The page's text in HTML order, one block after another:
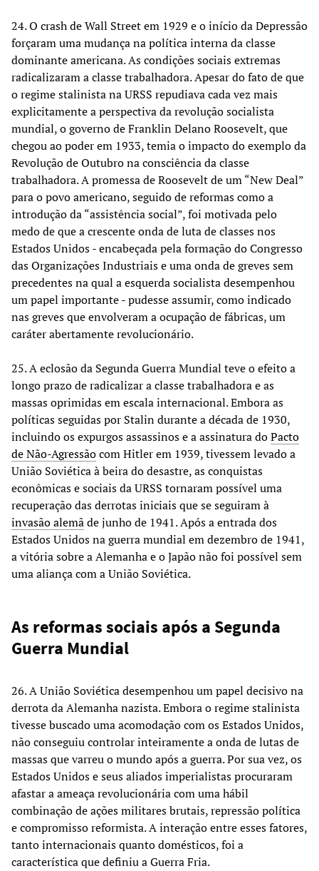
24. O crash de Wall Street em 1929 e o início da Depressão
forçaram uma mudança na política interna da classe
dominante americana. As condições sociais extremas
radicalizaram a classe trabalhadora. Apesar do fato de que
o regime stalinista na URSS repudiava cada vez mais
explicitamente a perspectiva da revolução socialista
mundial, o governo de Franklin Delano Roosevelt, que
chegou ao poder em 1933, temia o impacto do exemplo da
Revolução de Outubro na consciência da classe
trabalhadora. A promessa de Roosevelt de um “New Deal”
para o povo americano, seguido de reformas como a
introdução da “assistência social”, foi motivada pelo
medo de que a crescente onda de luta de classes nos
Estados Unidos - encabeçada pela formação do Congresso
das Organizações Industriais e uma onda de greves sem
precedentes na qual a esquerda socialista desempenhou
um papel importante - pudesse assumir, como indicado
nas greves que envolveram a ocupação de fábricas, um
caráter abertamente revolucionário.
25. A eclosão da Segunda Guerra Mundial teve o efeito a
longo prazo de radicalizar a classe trabalhadora e as
massas oprimidas em escala internacional. Embora as
políticas seguidas por Stalin durante a década de 1930,
incluindo os expurgos assassinos e a assinatura doPacto
de Não-Agressãocom Hitler em 1939, tivessem levado a
União Soviética à beira do desastre, as conquistas
econômicas e sociais da URSS tornaram possível uma
recuperação das derrotas iniciais que se seguiram à
invasão alemãde junho de 1941. Após a entrada dos
Estados Unidos na guerra mundial em dezembro de 1941,
a vitória sobre a Alemanha e o Japão não foi possível sem
uma aliança com a União Soviética.
As reformas sociais após a Segunda
Guerra Mundial
26. A União Soviética desempenhou um papel decisivo na
derrota da Alemanha nazista. Embora o regime stalinista
tivesse buscado uma acomodação com os Estados Unidos,
não conseguiu controlar inteiramente a onda de lutas de
massas que varreu o mundo após a guerra. Por sua vez, os
Estados Unidos e seus aliados imperialistas procuraram
afastar a ameaça revolucionária com uma hábil
combinação de ações militares brutais, repressão política
e compromisso reformista. A interação entre esses fatores,
tanto internacionais quanto domésticos, foi a
característica que definiu a Guerra Fria.